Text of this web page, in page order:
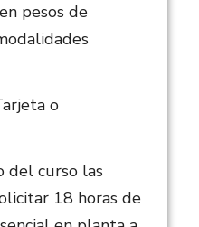
pesos de
o
del curso las
18 horas de